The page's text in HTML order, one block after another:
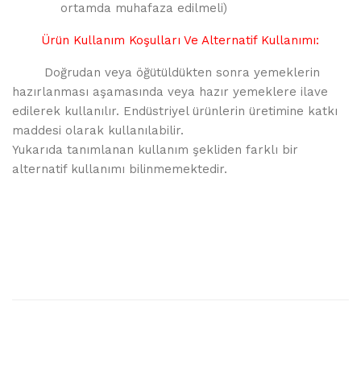
ortamda muhafaza edilmeli)
Ürün Kullanım Koşulları Ve Alternatif Kullanımı:
Doğrudan veya öğütüldükten sonra yemeklerin
hazırlanması aşamasında veya hazır yemeklere ilave
edilerek kullanılır. Endüstriyel ürünlerin üretimine katkı
maddesi olarak kullanılabilir.
Yukarıda tanımlanan kullanım şekliden farklı bir
alternatif kullanımı bilinmemektedir.